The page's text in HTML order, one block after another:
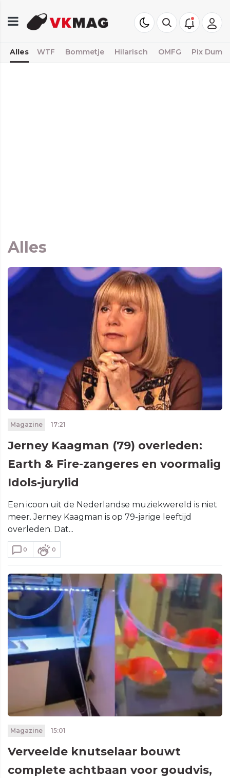
Alles WTF Bommetje Hilarisch OMFG Pix Dump
Alles
Magazine 17:21
Jerney Kaagman (79) overleden:
Earth & Fire-zangeres en voormalig
Idols-jurylid
Een icoon uit de Nederlandse muziekwereld is niet
meer. Jerney Kaagman is op 79-jarige leeftijd
overleden. Dat...
0 0
Magazine 15:01
Verveelde knutselaar bouwt
complete achtbaan voor goudvis,